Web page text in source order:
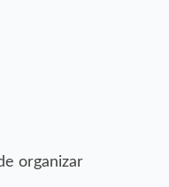
organizar